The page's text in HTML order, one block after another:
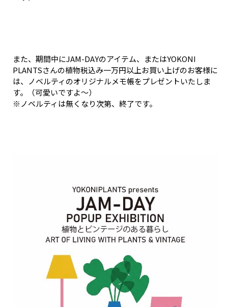
また、期間中にJAM-DAYのアイテム、またはYOKONI
PLANTSさんの植物税込み一万円以上お買い上げのお客様に
は、ノベルティのオリジナルメモ帳をプレゼントいたしま
す。（可愛いですよ～）
※ノベルティは無くなり次第、終了です。